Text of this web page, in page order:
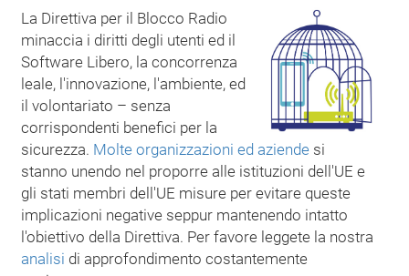
La Direttiva per il Blocco Radio
minaccia i diritti degli utenti ed il
Software Libero, la concorrenza
leale, l'innovazione, l'ambiente, ed
il volontariato – senza
corrispondenti benefici per la
sicurezza. Molte organizzazioni ed aziende si
stanno unendo nel proporre alle istituzioni dell'UE e
gli stati membri dell'UE misure per evitare queste
implicazioni negative seppur mantenendo intatto
l'obiettivo della Direttiva. Per favore leggete la nostra
analisi di approfondimento costantemente